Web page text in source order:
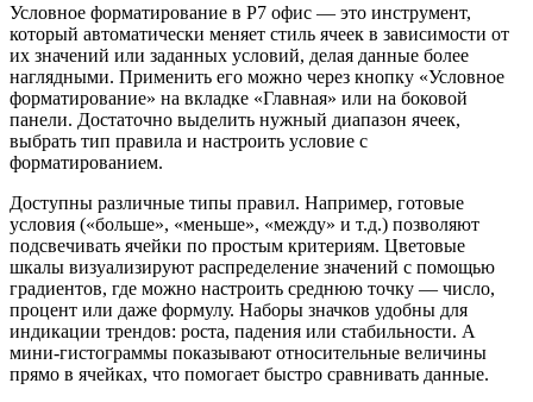
Условное форматирование в Р7 офис — это инструмент,
который автоматически меняет стиль ячеек в зависимости от
их значений или заданных условий, делая данные более
наглядными. Применить его можно через кнопку «Условное
форматирование» на вкладке «Главная» или на боковой
панели. Достаточно выделить нужный диапазон ячеек,
выбрать тип правила и настроить условие с
форматированием.
Доступны различные типы правил. Например, готовые
условия («больше», «меньше», «между» и т.д.) позволяют
подсвечивать ячейки по простым критериям. Цветовые
шкалы визуализируют распределение значений с помощью
градиентов, где можно настроить среднюю точку — число,
процент или даже формулу. Наборы значков удобны для
индикации трендов: роста, падения или стабильности. А
мини-гистограммы показывают относительные величины
прямо в ячейках, что помогает быстро сравнивать данные.